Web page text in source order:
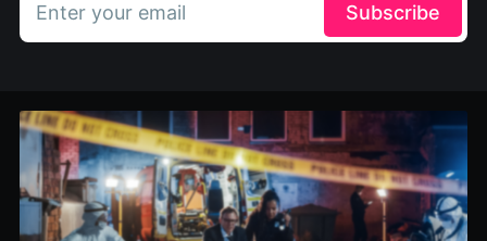
Enter your email Subscribe